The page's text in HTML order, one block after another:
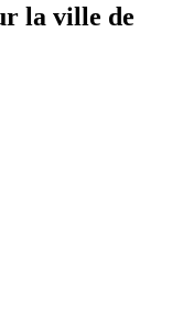
la ville de